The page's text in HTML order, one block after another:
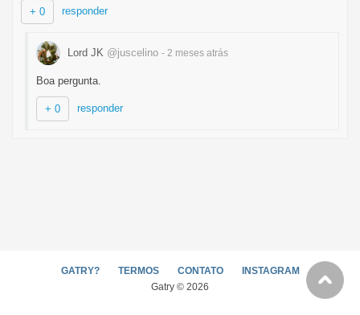
+ 0 responder
Lord JK @juscelino - 2 meses atrás
Boa pergunta.
+ 0 responder
GATRY? TERMOS CONTATO
INSTAGRAM
Gatry © 2026